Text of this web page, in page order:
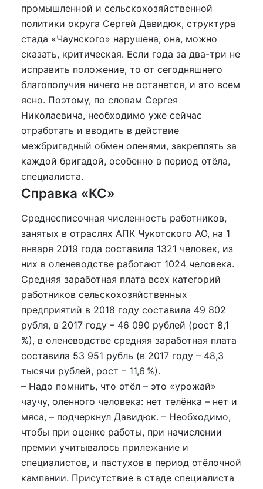
промышленной и сельскохозяйственной
политики округа Сергей Давидюк, структура
стада «Чаунского» нарушена, она, можно
сказать, критическая. Если года за два-три не
исправить положение, то от сегодняшнего
благополучия ничего не останется, и это всем
ясно. Поэтому, по словам Сергея
Николаевича, необходимо уже сейчас
отработать и вводить в действие
межбригадный обмен оленями, закреплять за
каждой бригадой, особенно в период отёла,
специалиста.
Справка «КС»
Среднесписочная численность работников,
занятых в отраслях АПК Чукотского АО, на 1
января 2019 года составила 1321 человек, из
них в оленеводстве работают 1024 человека.
Средняя заработная плата всех категорий
работников сельскохозяйственных
предприятий в 2018 году составила 49 802
рубля, в 2017 году – 46 090 рублей (рост 8,1
%), в оленеводстве средняя заработная плата
составила 53 951 рубль (в 2017 году – 48,3
тысячи рублей, рост – 11,6 %).
– Надо помнить, что отёл – это «урожай»
чаучу, оленного человека: нет телёнка – нет и
мяса, – подчеркнул Давидюк. – Необходимо,
чтобы при оценке работы, при начислении
премии учитывалось прилежание и
специалистов, и пастухов в период отёлочной
кампании. Присутствие в стаде специалиста